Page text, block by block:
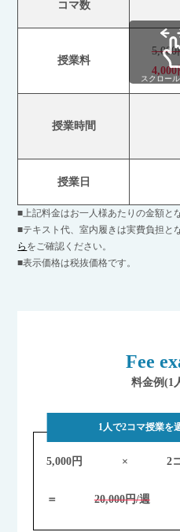
コマ数
授業料
授業時間
授業日
スクロー
■上記料金はお一人様あたりの金額と
■テキスト代、室内履きは実費負担と
ら をご確認ください。
■表示価格は税抜価格です。
Fee
料金例(1
1人で2コマ授業を
5,000円 × 2
＝ 20,000円/週